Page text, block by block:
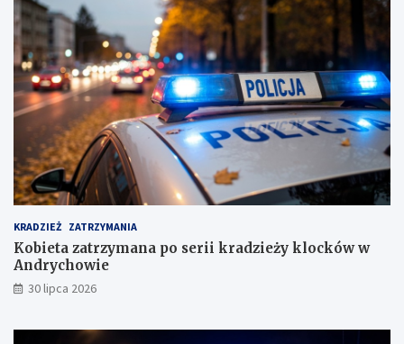
c
i
e
s
u
s
k
m
KRADZIEŻ ZATRZYMANIA
Kobieta zatrzymana po serii kradzieży klocków w
Andrychowie
30 lipca 2026